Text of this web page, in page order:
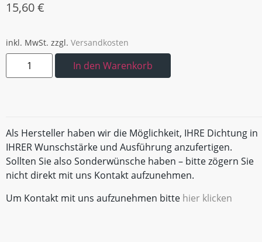
15,60€
inkl. MwSt. zzgl. Versandkosten
In den Warenkorb
Als Hersteller haben wir die Möglichkeit, IHRE Dichtung in
IHRER Wunschstärke und Ausführung anzufertigen.
Sollten Sie also Sonderwünsche haben – bitte zögern Sie
nicht direkt mit uns Kontakt aufzunehmen.
Um Kontakt mit uns aufzunehmen bitte hier klicken